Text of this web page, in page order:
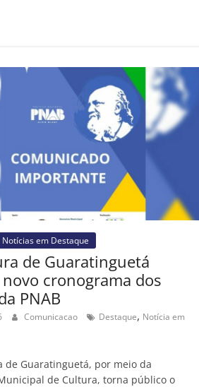
Notícias em Destaque
de Guaratinguetá
cronograma dos
PNAB
Comunicacao Destaque, Notícia em
de Guaratinguetá, por meio da
de Cultura, torna público o